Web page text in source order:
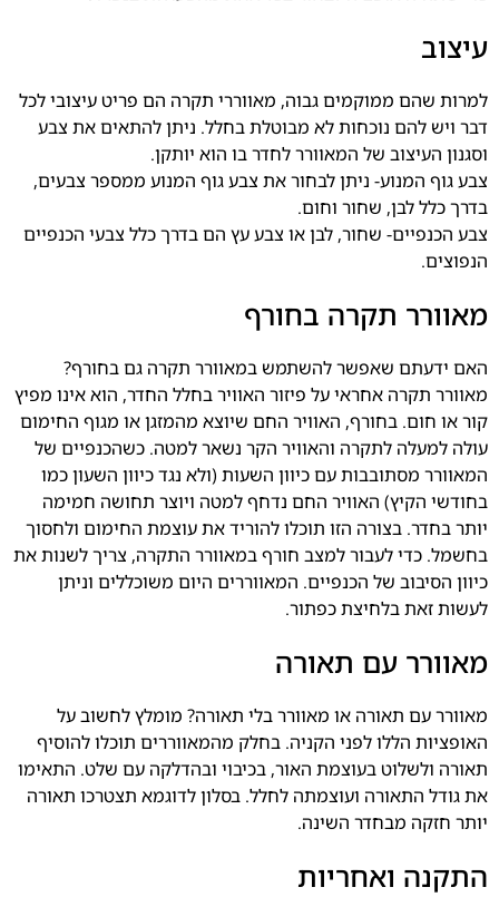
עיצוב
למרות שהם ממוקמים גבוה, מאווררי תקרה הם פריט עיצובי לכל
דבר ויש להם נוכחות לא מבוטלת בחלל. ניתן להתאים את צבע
וסגנון העיצוב של המאוורר לחדר בו הוא יותקן.
צבע גוף המנוע- ניתן לבחור את צבע גוף המנוע ממספר צבעים,
בדרך כלל לבן, שחור וחום.
צבע הכנפיים- שחור, לבן או צבע עץ הם בדרך כלל צבעי הכנפיים
הנפוצים.
מאוורר תקרה בחורף
האם ידעתם שאפשר להשתמש במאוורר תקרה גם בחורף?
מאוורר תקרה אחראי על פיזור האוויר בחלל החדר, הוא אינו מפיץ
קור או חום. בחורף, האוויר החם שיוצא מהמזגן או מגוף החימום
עולה למעלה לתקרה והאוויר הקר נשאר למטה. כשהכנפיים של
המאוורר מסתובבות עם כיוון השעות (ולא נגד כיוון השעון כמו
בחודשי הקיץ) האוויר החם נדחף למטה ויוצר תחושה חמימה
יותר בחדר. בצורה הזו תוכלו להוריד את עוצמת החימום ולחסוך
בחשמל. כדי לעבור למצב חורף במאוורר התקרה, צריך לשנות את
כיוון הסיבוב של הכנפיים. המאווררים היום משוכללים וניתן
לעשות זאת בלחיצת כפתור.
מאוורר עם תאורה
מאוורר עם תאורה או מאוורר בלי תאורה? מומלץ לחשוב על
האופציות הללו לפני הקניה. בחלק מהמאווררים תוכלו להוסיף
תאורה ולשלוט בעוצמת האור, בכיבוי ובהדלקה עם שלט. התאימו
את גודל התאורה ועוצמתה לחלל. בסלון לדוגמא תצטרכו תאורה
יותר חזקה מבחדר השינה.
התקנה ואחריות